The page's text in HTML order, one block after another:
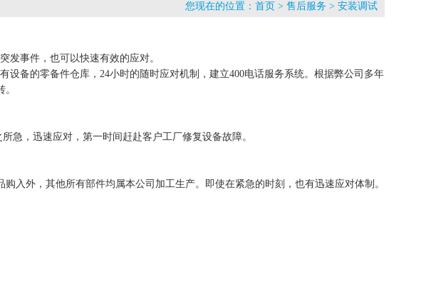
您现在的位置： 首页 > 售后服务 > 安装调试
事件，也可以快速有效的应对。
备的零备件仓库，24小时的随时应对机制，建立400电话服务系统。根据弊公司多年
，迅速应对，第一时间赶赴客户工厂修复设备故障。
入外，其他所有部件均属本公司加工生产。即使在紧急的时刻，也有迅速应对体制。